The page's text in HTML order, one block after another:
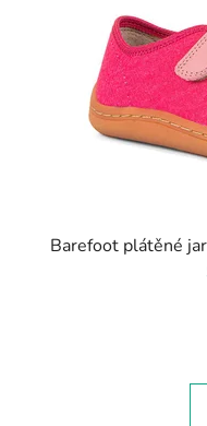
Barefoot plátěné